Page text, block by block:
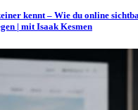
kennt – Wie du online
| mit Isaak Kesmen